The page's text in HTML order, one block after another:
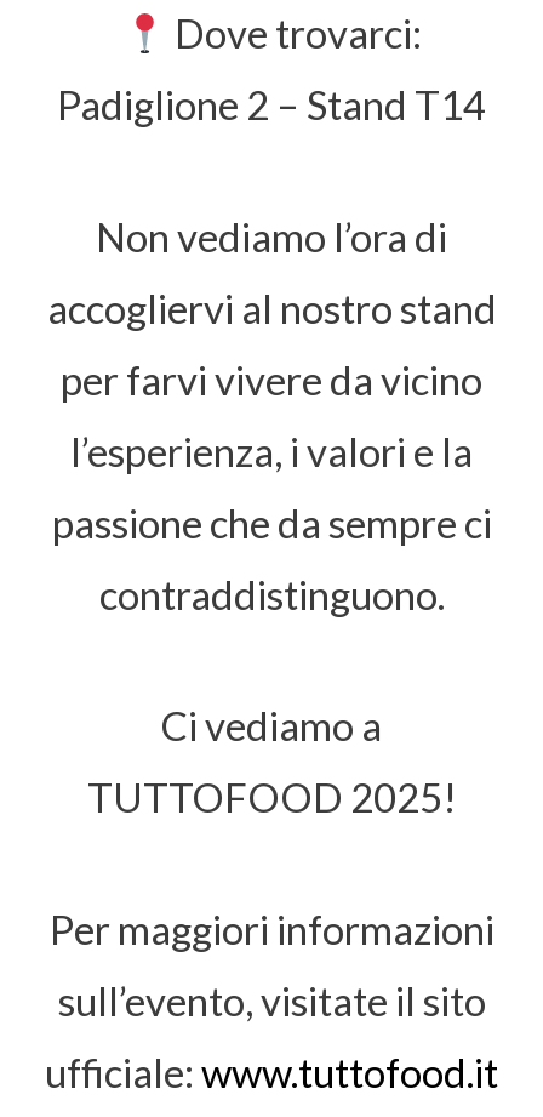
Dove trovarci:
Padiglione 2 – Stand T14
Non vediamo l’ora di
accogliervi al nostro stand
per farvi vivere da vicino
l’esperienza, i valori e la
passione che da sempre ci
contraddistinguono.
Ci vediamo a
TUTTOFOOD 2025!
Per maggiori informazioni
sull’evento, visitate il sito
ufficiale: www.tuttofood.it